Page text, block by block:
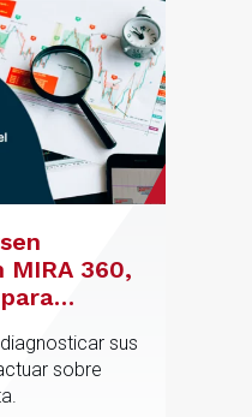
MIRA 360,
de
y
sus
sobre